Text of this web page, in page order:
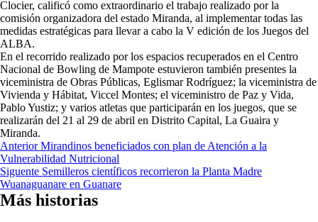
Clocier, calificó como extraordinario el trabajo realizado por la
comisión organizadora del estado Miranda, al implementar todas las
medidas estratégicas para llevar a cabo la V edición de los Juegos del
ALBA.
En el recorrido realizado por los espacios recuperados en el Centro
Nacional de Bowling de Mampote estuvieron también presentes la
viceministra de Obras Públicas, Eglismar Rodríguez; la viceministra de
Vivienda y Hábitat, Viccel Montes; el viceministro de Paz y Vida,
Pablo Yustiz; y varios atletas que participarán en los juegos, que se
realizarán del 21 al 29 de abril en Distrito Capital, La Guaira y
Miranda.
Navegación
de
entradas
AnteriorMirandinos beneficiados con plan de Atención a la
Vulnerabilidad Nutricional
Siguente Semilleros científicos recorrieron la Planta Madre
Wuanaguanare en Guanare
Más historias